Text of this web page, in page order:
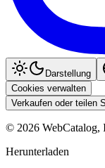
Darstellung
Cookies verwalten
Verkaufen oder teilen
© 2026 WebCatalog,
Herunterladen